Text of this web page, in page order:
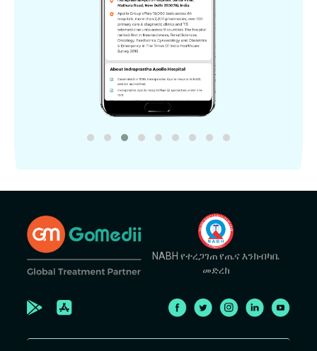
NABH የተረጋገጠ የጤና እንክብካቤ
መድረክ